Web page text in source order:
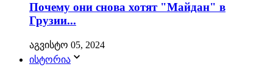
Почему они снова хотят "Майдан" в
Грузии...
აგვისტო 05, 2024
ისტორია